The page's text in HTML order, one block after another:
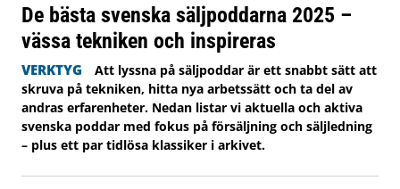
De bästa svenska säljpoddarna 2025 –
vässa tekniken och inspireras
VERKTYG
Att lyssna på säljpoddar är ett snabbt sätt att
skruva på tekniken, hitta nya arbetssätt och ta del av
andras erfarenheter. Nedan listar vi aktuella och aktiva
svenska poddar med fokus på försäljning och säljledning
– plus ett par tidlösa klassiker i arkivet.